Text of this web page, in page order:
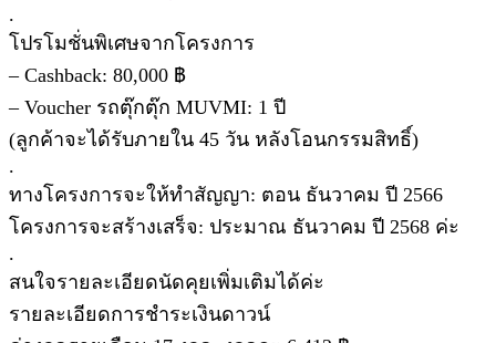
.
โปรโมชั่นพิเศษจากโครงการ
– Cashback: 80,000 ฿
– Voucher รถตุ๊กตุ๊ก MUVMI: 1 ปี
(ลูกค้าจะได้รับภายใน 45 วัน หลังโอนกรรมสิทธิ์)
.
ทางโครงการจะให้ทำสัญญา: ตอน ธันวาคม ปี 2566
โครงการจะสร้างเสร็จ: ประมาณ ธันวาคม ปี 2568 ค่ะ
.
สนใจรายละเอียดนัดคุยเพิ่มเติมได้ค่ะ
รายละเอียดการชำระเงินดาวน์